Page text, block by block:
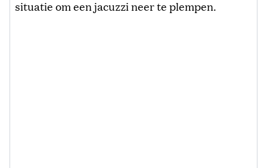
situatie om een jacuzzi neer te plempen.